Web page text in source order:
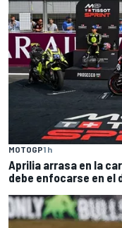
MOTOGP1 h
Aprilia arrasa en la
debe enfocarse en el